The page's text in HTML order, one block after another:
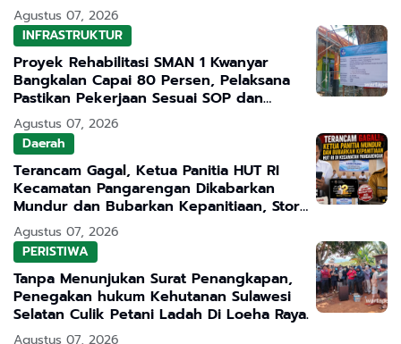
Sekolah
Agustus 07, 2026
INFRASTRUKTUR
Proyek Rehabilitasi SMAN 1 Kwanyar
Bangkalan Capai 80 Persen, Pelaksana
Pastikan Pekerjaan Sesuai SOP dan
Transparan
Agustus 07, 2026
Daerah
Terancam Gagal, Ketua Panitia HUT RI
Kecamatan Pangarengan Dikabarkan
Mundur dan Bubarkan Kepanitiaan, Story
WhatsApp ASN Jadi Sorotan
Agustus 07, 2026
PERISTIWA
Tanpa Menunjukan Surat Penangkapan,
Penegakan hukum Kehutanan Sulawesi
Selatan Culik Petani Ladah Di Loeha Raya.
Agustus 07, 2026